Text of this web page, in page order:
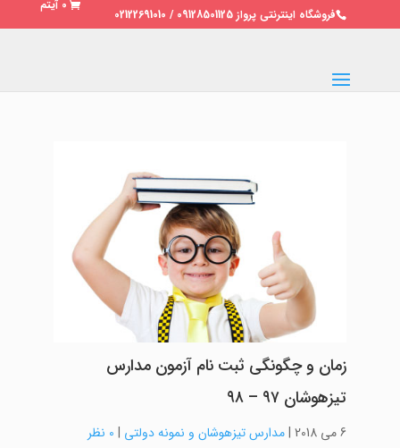
فروشگاه اینترنتی پرواز 09128501125 / 02122691010
0 آیتم
زمان و چگونگی ثبت نام آزمون مدارس
تیزهوشان ۹۷ – ۹۸
6 می 2018 |مدارس تیزهوشان و نمونه دولتی | 0 نظر